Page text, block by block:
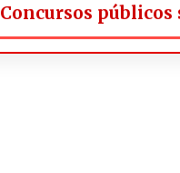
Concursos